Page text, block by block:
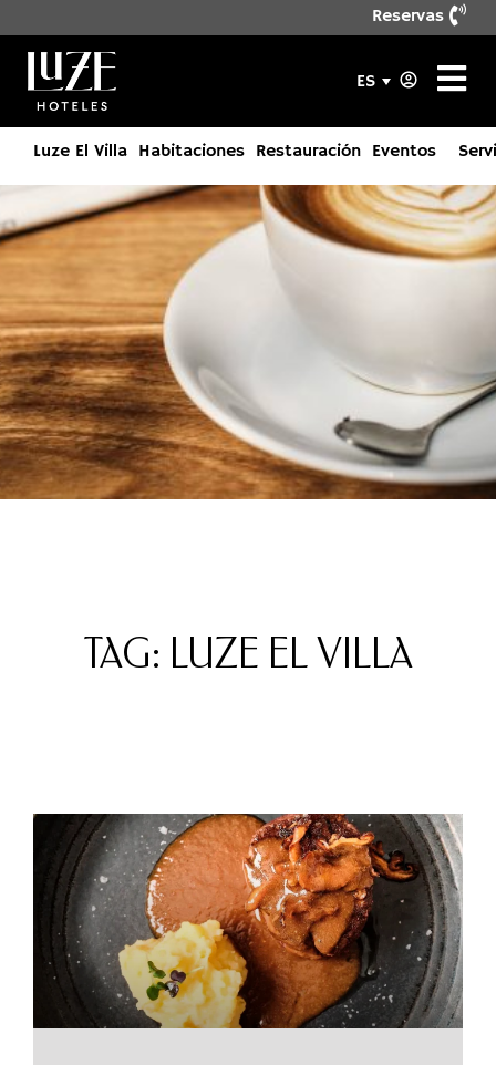
Reservas
ES
Luze El Villa Habitaciones Restauración Eventos
TAG: LUZE EL VILLA